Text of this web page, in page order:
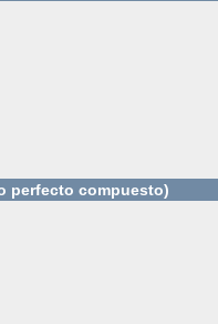
perfecto compuesto)